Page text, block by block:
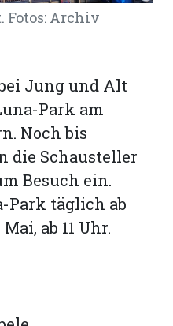
Fotos: Archiv
Jung und Alt
Park am
Noch bis
die Schausteller
Besuch ein.
Park täglich ab
ab 11 Uhr.